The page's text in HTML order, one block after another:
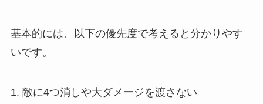
基本的には、以下の優先度で考えると分かりやす
いです。
1. 敵に4つ消しや大ダメージを渡さない